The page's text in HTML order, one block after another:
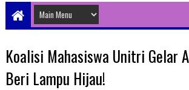
Koalisi Mahasiswa Unitri Gelar
Beri Lampu Hijau!